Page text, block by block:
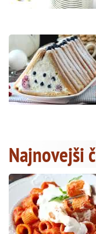
Najnovejši